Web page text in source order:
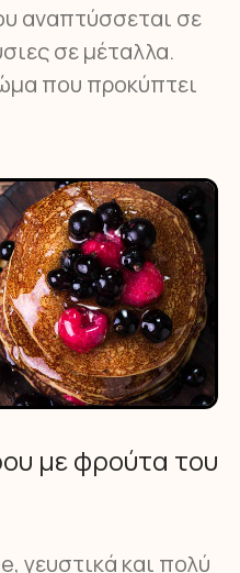
αναπτύσσεται σε
σε μέταλλα.
που προκύπτει
με φρούτα του
γευστικά και πολύ